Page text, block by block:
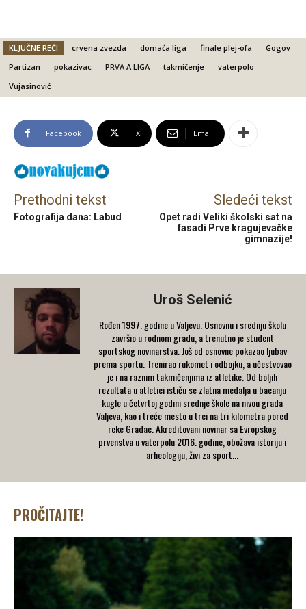
KLJUČNE REČI crvena zvezda domaća liga finale plej-ofa
Gogov
Partizan
pokazivac PRVA A LIGA takmičenje
vaterpolo
Vujasinović
Facebook X Email
Prethodni tekst
Fotografija dana: Labud
Sledeći tekst
Opet radi Veliki školski sat na
fasadi Prve kragujevačke
gimnazije!
Uroš Selenić
Rođen 1997. godine u Valjevu. Osnovnu i srednju školu
završio u rodnom gradu, a trenutno je student
sportskog novinarstva. Još od osnovne pokazao ljubav
prema sportu. Trenirao rukomet i odbojku, a učestvovao
je i na raznim takmičenjima iz atletike. Od boljih
rezultata u atletici ističu se zlatna medalja u bacanju
kugle u četvrtoj godini srednje škole na nivou grada
Valjeva, kao i treće mesto u trci na tri kilometra pored
reke Gradac. Akreditovani novinar sa Evropskog
prvenstva u vaterpolu 2016. godine, obožava istoriju i
arheologiju, živi za sport...
PROČITAJTE!